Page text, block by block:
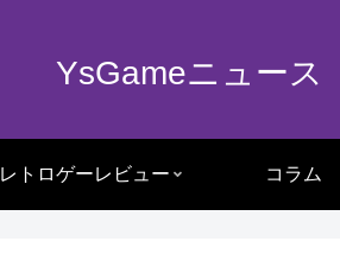
YsGameニュース
レトロゲーレビュー コラム